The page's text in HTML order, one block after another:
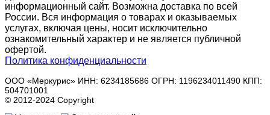
информационный сайт. Возможна доставка по всей
России. Вся информация о товарах и оказываемых
услугах, включая цены, носит исключительно
ознакомительный характер и не является публичной
офертой.
Политика конфиденциальности
ООО «Меркурис» ИНН: 6234185686 ОГРН: 1196234011490 КПП:
504701001
© 2012-2024 Copyright